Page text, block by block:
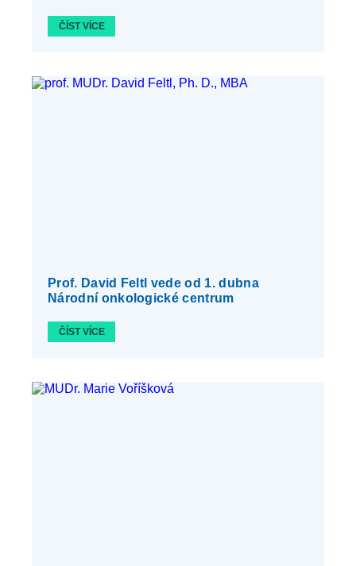
ČÍST VÍCE
Prof. David Feltl vede od 1. dubna
Národní onkologické centrum
ČÍST VÍCE